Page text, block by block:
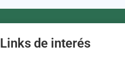
Links de interés